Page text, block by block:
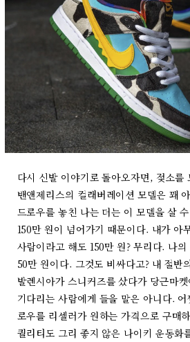
다시 신발 이야기로 돌아오자면, 젖소를
밴앤제리스의 컬래버레이션 모델은 꽤
드로우를 놓친 나는 더는 이 모델을 살
150만 원이 넘어가기 때문이다. 내가 아
사람이라고 해도 150만 원? 무리다. 나
50만 원이다. 그것도 비싸다고? 내 절반
발렌시아가 스니커즈를 샀다가 당근마
기다리는 사람에게 들을 말은 아니다.
로우를 리셀러가 원하는 가격으로 구매
퀄리티도 그리 좋지 않은 나이키 운동화